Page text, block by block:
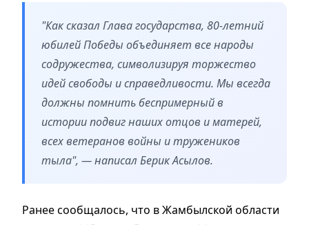
"Как сказал Глава государства, 80-летний
юбилей Победы объединяет все народы
содружества, символизируя торжество
идей свободы и справедливости. Мы всегда
должны помнить беспримерный в
истории подвиг наших отцов и матерей,
всех ветеранов войны и тружеников
тыла", — написал Берик Асылов.
Ранее сообщалось, что в Жамбылской области